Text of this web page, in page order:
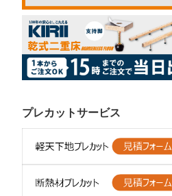
プレカットサービス